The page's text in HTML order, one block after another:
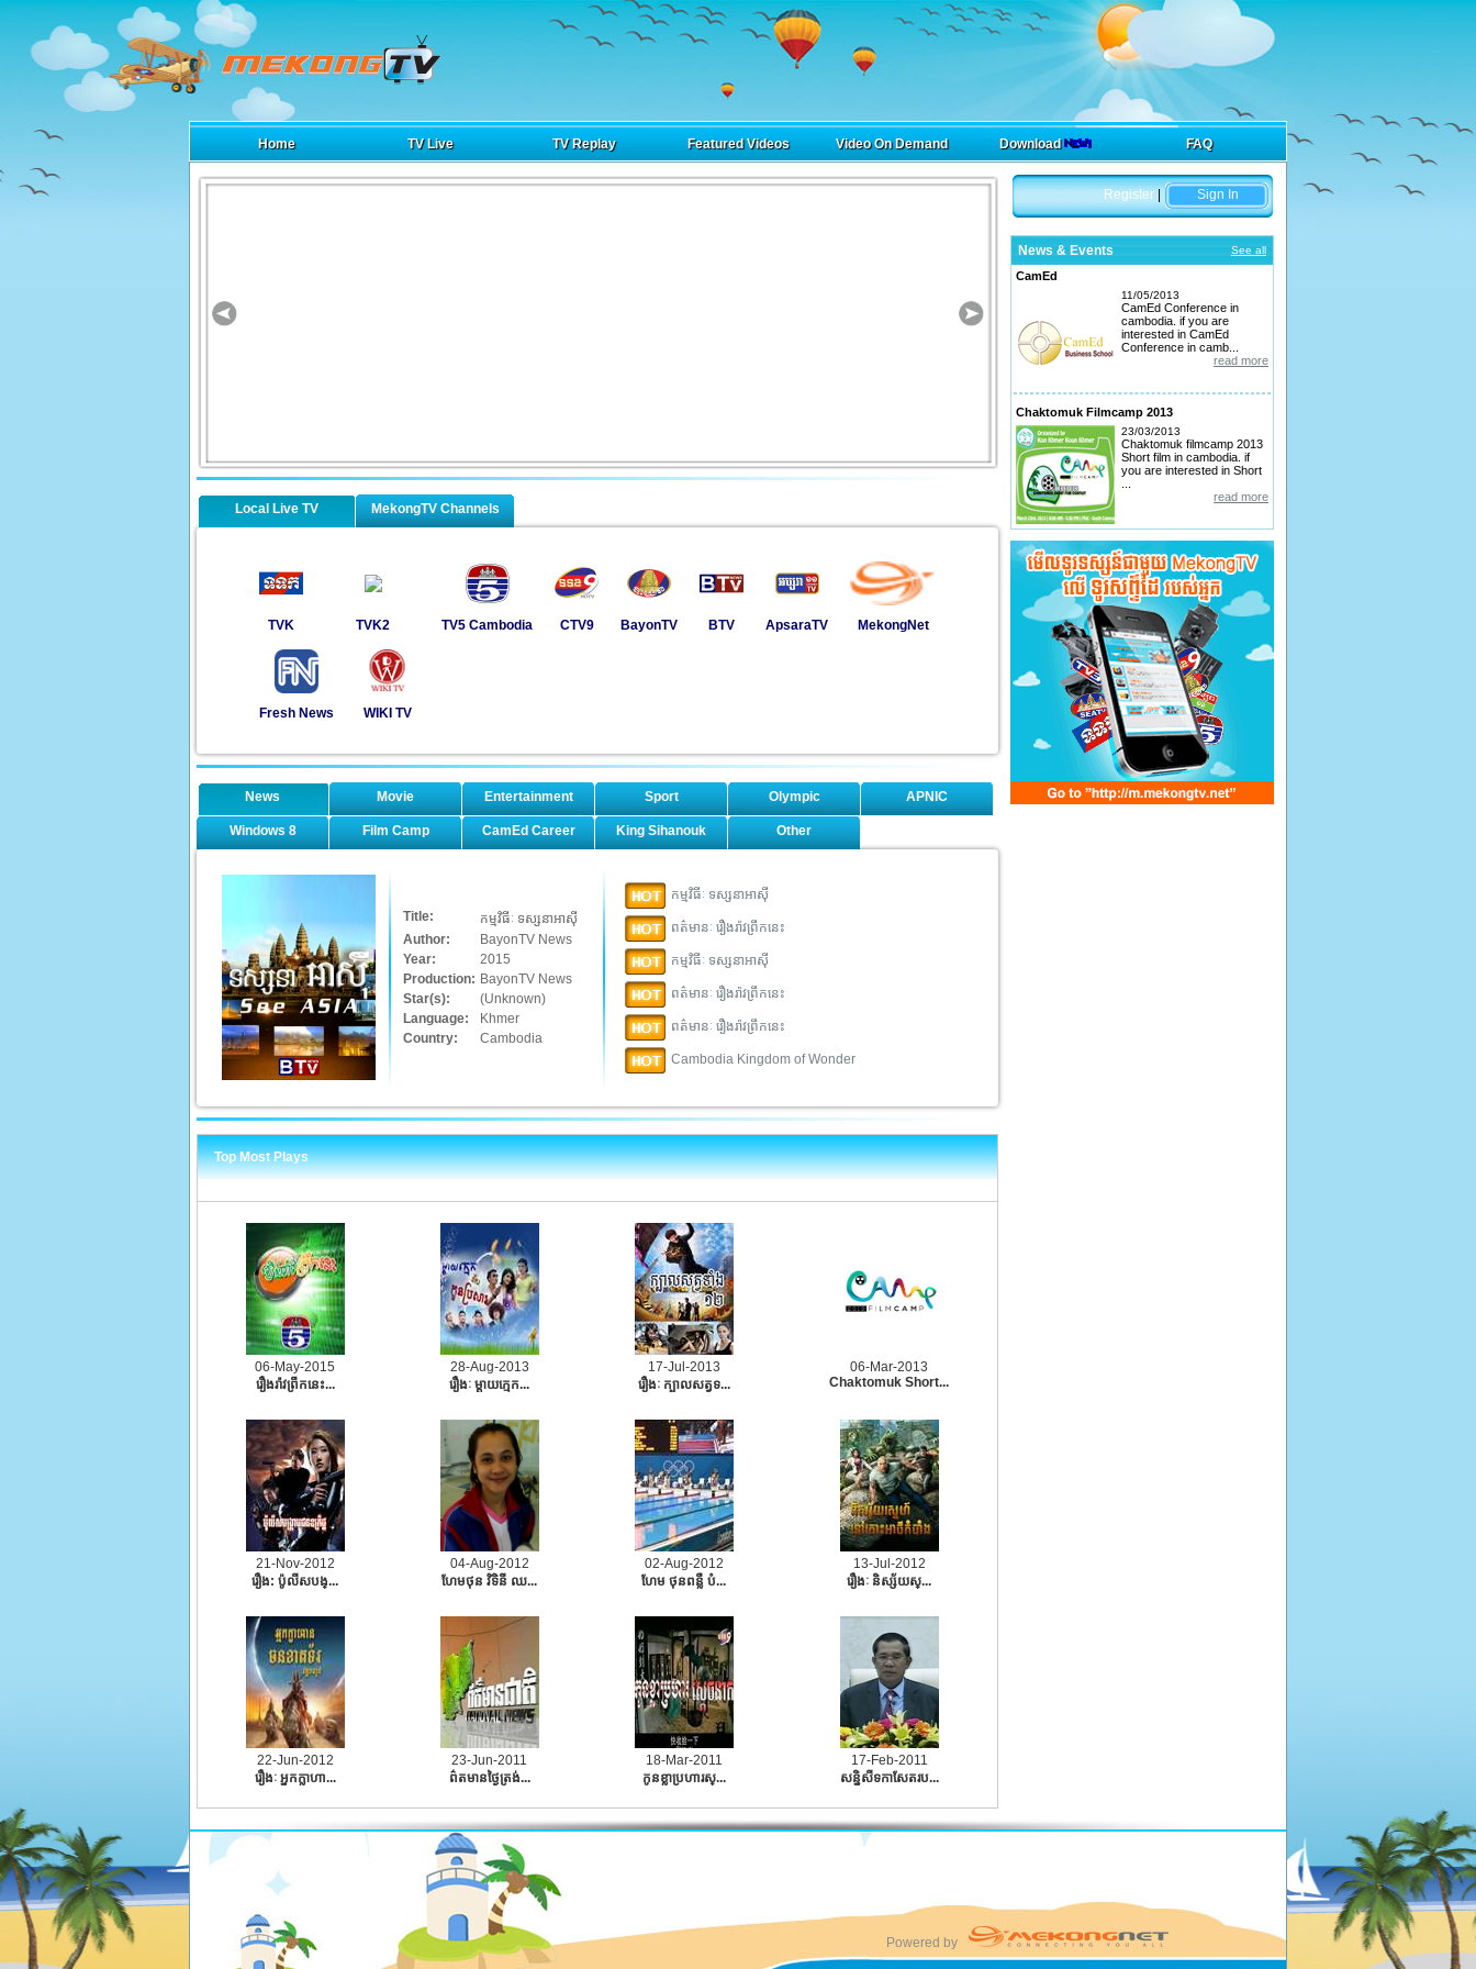
Home TV Live TV Replay Featured Videos Video On Demand Download FAQ
Local Live TV MekongTV Channels
TVK TVK2 TV5 Cambodia CTV9 BayonTV BTV ApsaraTV MekongNet
Fresh News WIKI TV
News Movie Entertainment Sport Olympic APNIC
Windows 8 Film Camp CamEd Career King Sihanouk Other
Title:
កម្មវិធីៈ ទស្សនាអាស៊ី
Author:
BayonTV News
Year:
2015
Production: BayonTV News
Star(s):
(Unknown)
Language:
Khmer
Country:
Cambodia
កម្មវិធីៈ ទស្សនាអាស៊ី
ពត៌មានៈ រឿងរ៉ាវព្រឹកនេះ
កម្មវិធីៈ ទស្សនាអាស៊ី
ពត៌មានៈ រឿងរ៉ាវព្រឹកនេះ
ពត៌មានៈ រឿងរ៉ាវព្រឹកនេះ
Cambodia Kingdom of Wonder
Top Most Plays
06-May-2015
រឿងរ៉ាវព្រឹកនេះ...
28-Aug-2013
រឿងៈ ម្ដាយក្មេក...
17-Jul-2013
រឿងៈ ក្បាលសត្វទ...
06-Mar-2013
Chaktomuk Short...
21-Nov-2012
រឿង:​ ប៉ូលីសបង្...
04-Aug-2012
ហែមថុន វិទិនី ឈ...
02-Aug-2012
ហែម ថុនពន្លឺ បំ...
13-Jul-2012
រឿងៈ​ និស្ស័យស្...
22-Jun-2012
រឿងៈ អ្នកក្លាហា...
23-Jun-2011
ព៌តមានថ្ងៃត្រង់...
18-Mar-2011
កូនខ្លាប្រហារស្...
17-Feb-2011
សនិ្នសីទកាសែតរប...
Sign In
Register
News & Events See all
CamEd
11/05/2013
CamEd Conference in
cambodia. if you are
interested in CamEd
Conference in camb...
read more
Chaktomuk Filmcamp 2013
23/03/2013
Chaktomuk filmcamp 2013
Short film in cambodia. if
you are interested in Short
read more
Powered by